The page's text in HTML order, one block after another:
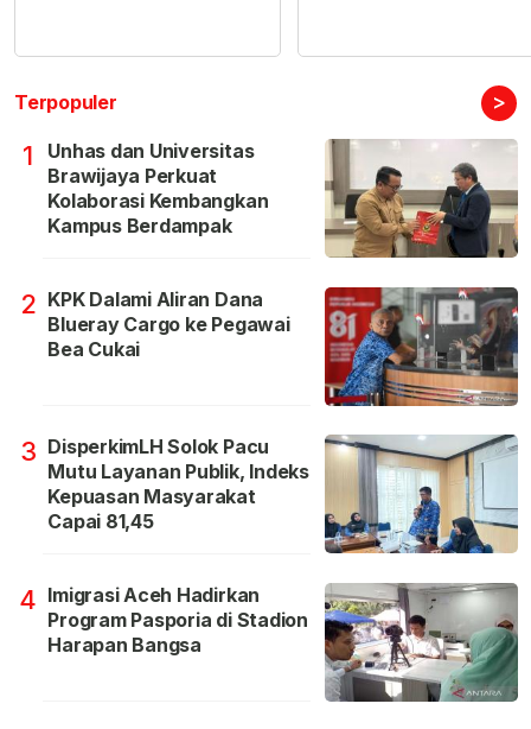
Terpopuler >
1
Unhas dan Universitas
Brawijaya Perkuat
Kolaborasi Kembangkan
Kampus Berdampak
2 KPK Dalami Aliran Dana
Blueray Cargo ke Pegawai
Bea Cukai
3 DisperkimLH Solok Pacu
Mutu Layanan Publik, Indeks
Kepuasan Masyarakat
Capai 81,45
4 Imigrasi Aceh Hadirkan
Program Pasporia di Stadion
Harapan Bangsa